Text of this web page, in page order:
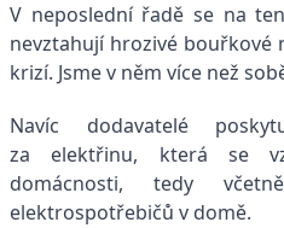
V neposlední řadě se na
nevztahují hrozivé bouřkové
krizí. Jsme v něm více než
Navíc dodavatelé
za elektřinu, která se
domácnosti, tedy
elektrospotřebičů v domě.